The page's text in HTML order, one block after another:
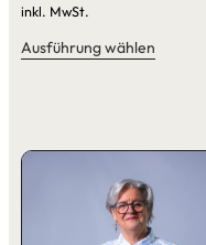
inkl. MwSt.
Ausführung wählen